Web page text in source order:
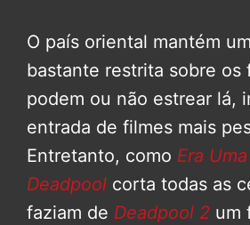
O país oriental mantém
bastante restrita sobre os
podem ou não estrear lá,
entrada de filmes mais
Entretanto, como Era
Deadpool corta todas as
faziam de Deadpool 2 um